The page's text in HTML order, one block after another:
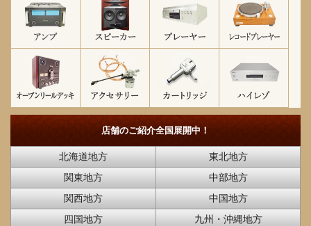
店舗のご紹介全国展開中！
北海道地方
東北地方
関東地方
中部地方
関西地方
中国地方
四国地方
九州・沖縄地方